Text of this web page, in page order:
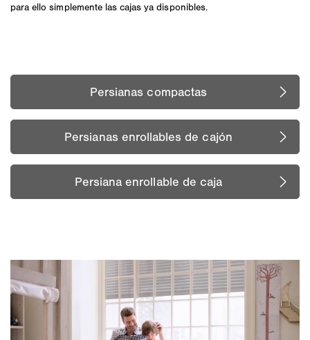
para ello simplemente las cajas ya disponibles.